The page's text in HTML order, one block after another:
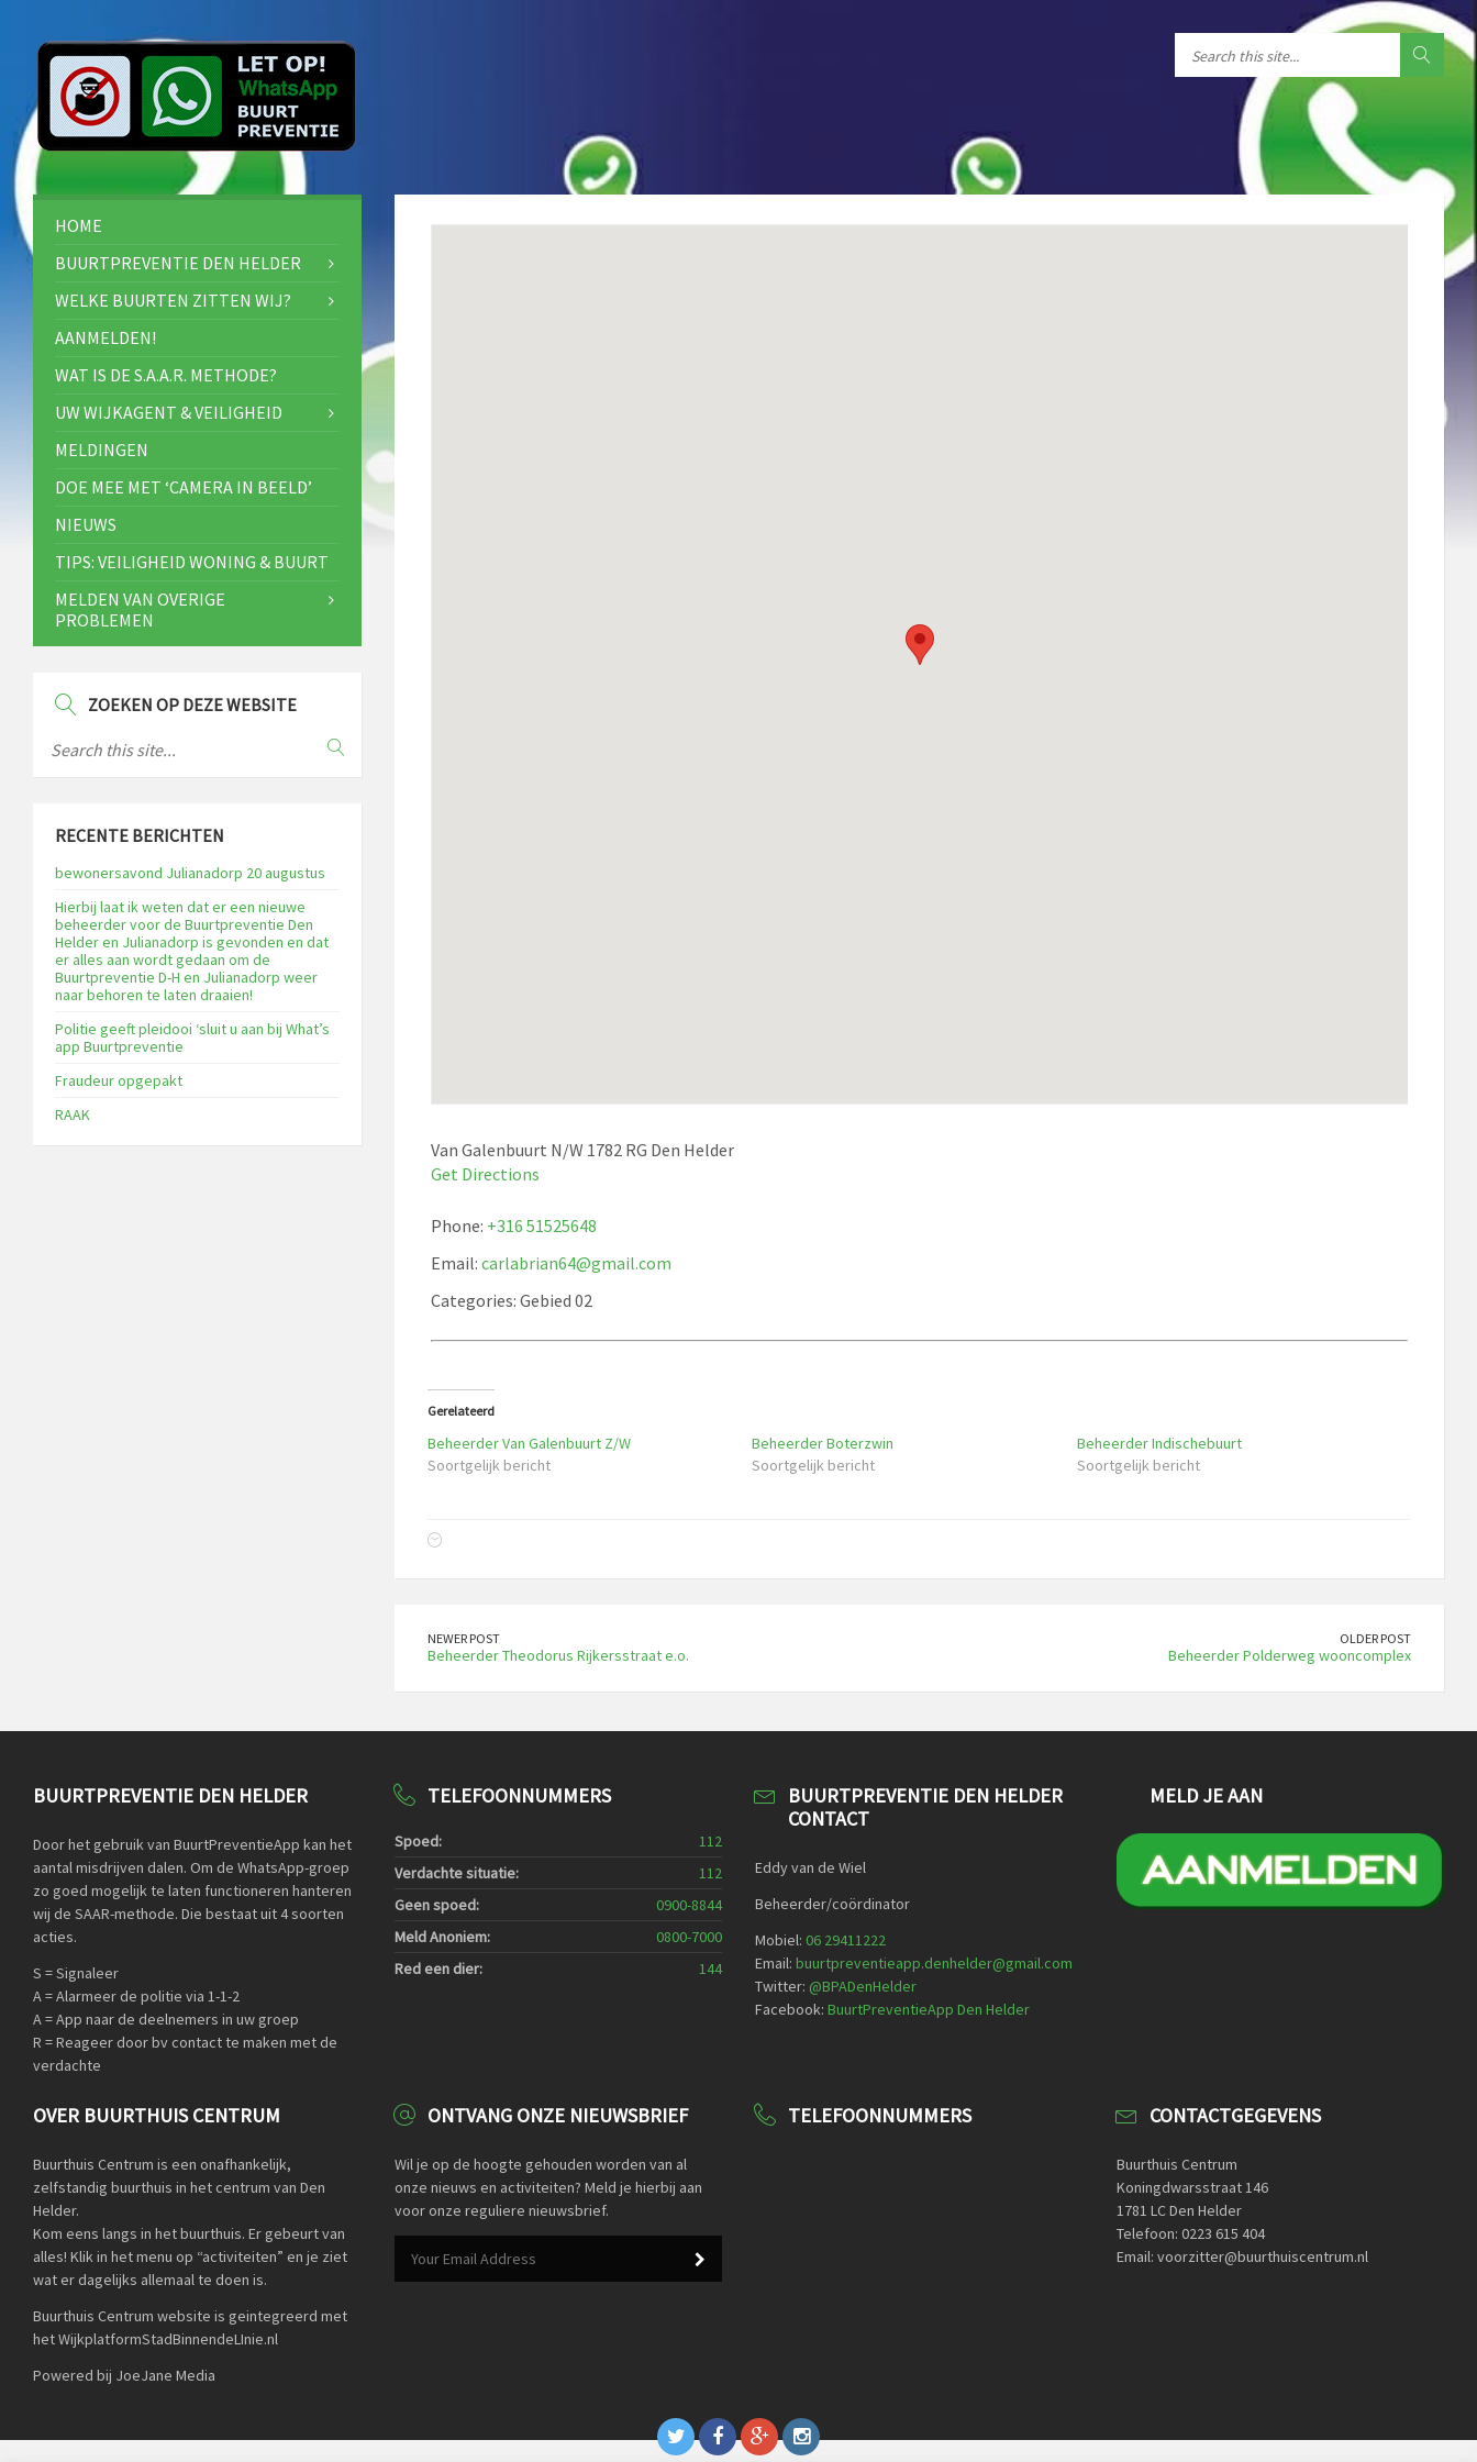
Van Galenbuurt N/W 1782 RG Den Helder
Get Directions
Phone: +316 51525648
Email: carlabrian64@gmail.com
Categories: Gebied 02
Gerelateerd
Beheerder Van Galenbuurt Z/W
Soortgelijk bericht
Beheerder Boterzwin
Soortgelijk bericht
Beheerder Indischebuurt
Soortgelijk bericht
NEWER POST
Beheerder Theodorus Rijkersstraat e.o.
OLDER POST
Beheerder Polderweg wooncomplex
HOME
BUURTPREVENTIE DEN HELDER
WELKE BUURTEN ZITTEN WIJ?
AANMELDEN!
WAT IS DE S.A.A.R. METHODE?
UW WIJKAGENT & VEILIGHEID
MELDINGEN
DOE MEE MET ‘CAMERA IN BEELD’
NIEUWS
TIPS: VEILIGHEID WONING & BUURT
MELDEN VAN OVERIGE
PROBLEMEN
ZOEKEN OP DEZE WEBSITE
RECENTE BERICHTEN
bewonersavond Julianadorp 20 augustus
Hierbij laat ik weten dat er een nieuwe
beheerder voor de Buurtpreventie Den
Helder en Julianadorp is gevonden en dat
er alles aan wordt gedaan om de
Buurtpreventie D-H en Julianadorp weer
naar behoren te laten draaien!
Politie geeft pleidooi ‘sluit u aan bij What’s
app Buurtpreventie
Fraudeur opgepakt
RAAK
BUURTPREVENTIE DEN HELDER
Door het gebruik van BuurtPreventieApp kan het
aantal misdrijven dalen. Om de WhatsApp-groep
zo goed mogelijk te laten functioneren hanteren
wij de SAAR-methode. Die bestaat uit 4 soorten
acties.
S = Signaleer
A = Alarmeer de politie via 1-1-2
A = App naar de deelnemers in uw groep
R = Reageer door bv contact te maken met de
verdachte
TELEFOONNUMMERS
Spoed:
112
Verdachte situatie:
112
Geen spoed:
0900-8844
Meld Anoniem:
0800-7000
Red een dier:
144
BUURTPREVENTIE DEN HELDER
CONTACT
Eddy van de Wiel
Beheerder/coördinator
Mobiel: 06 29411222
Email: buurtpreventieapp.denhelder@gmail.com
Twitter: @BPADenHelder
Facebook: BuurtPreventieApp Den Helder
MELD JE AAN
OVER BUURTHUIS CENTRUM
Buurthuis Centrum is een onafhankelijk,
zelfstandig buurthuis in het centrum van Den
Helder.
Kom eens langs in het buurthuis. Er gebeurt van
alles! Klik in het menu op “activiteiten” en je ziet
wat er dagelijks allemaal te doen is.
Buurthuis Centrum website is geintegreerd met
het WijkplatformStadBinnendeLInie.nl
Powered bij JoeJane Media
ONTVANG ONZE NIEUWSBRIEF
Wil je op de hoogte gehouden worden van al
onze nieuws en activiteiten? Meld je hierbij aan
voor onze reguliere nieuwsbrief.
TELEFOONNUMMERS CONTACTGEGEVENS
Buurthuis Centrum
Koningdwarsstraat 146
1781 LC Den Helder
Telefoon: 0223 615 404
Email: voorzitter@buurthuiscentrum.nl